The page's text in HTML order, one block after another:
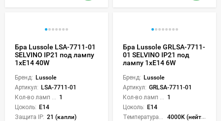
Бра Lussole LSA-7711-01
SELVINO IP21 под лампу
1xE14 40W
Бренд: Lussole
Артикул: LSA-7711-01
1
Цоколь: E14
Защита IP: 21 (капли)
Бра Lussole GRLSA-7711-
01 SELVINO IP21 под
лампу 1xE14 6W
Бренд: Lussole
Артикул: GRLSA-7711-01
1
Цоколь: E14
4000K (нейтральный)